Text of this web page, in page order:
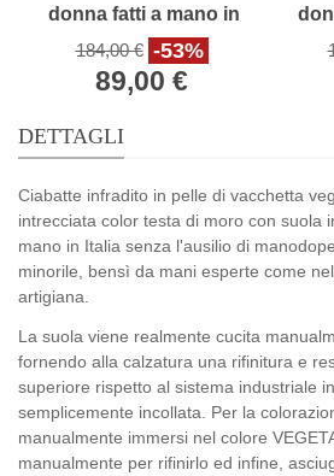
donna fatti a mano in
pelle arancio con suola
in cuoio
184,00 € -53%
89,00 €
DETTAGLI
Ciabatte infradito in pelle di vacchetta
intrecciata color testa di moro con suola
mano in Italia senza l'ausilio di
minorile, bensì da mani esperte come
artigiana.
La suola viene realmente cucita
fornendo alla calzatura una rifinitura e
superiore rispetto al sistema industriale
semplicemente incollata. Per la
manualmente immersi nel colore
manualmente per rifinirlo ed infine,